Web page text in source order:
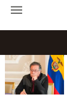
Colombia
menu